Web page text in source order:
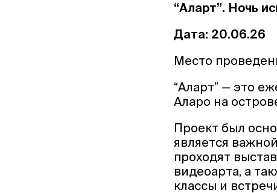
“Аларт”. Ночь
Дата: 20.06.26
Место
“Аларт” — это
Аларо на
Проект был
является
проходят
видеоарта, а
классы и